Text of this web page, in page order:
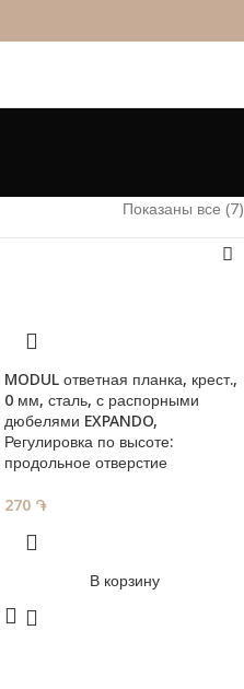
Показаны все (7)
MODUL ответная планка, крест.,
0 мм, сталь, с распорными
дюбелями EXPANDO,
Регулировка по высоте:
продольное отверстие
270 ֏
В корзину